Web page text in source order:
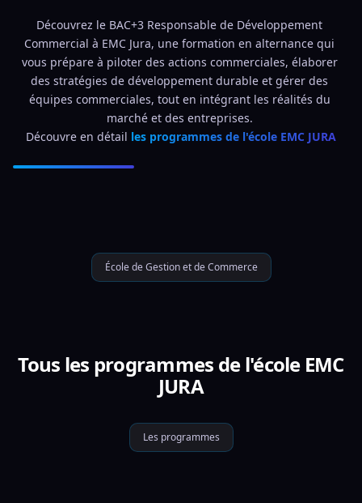
Découvrez le BAC+3 Responsable de Développement
Commercial à EMC Jura, une formation en alternance qui
vous prépare à piloter des actions commerciales, élaborer
des stratégies de développement durable et gérer des
équipes commerciales, tout en intégrant les réalités du
marché et des entreprises.
Découvre en détail les programmes de l'école EMC JURA
École de Gestion et de Commerce
Tous les programmes de l'école EMC
JURA
Les programmes